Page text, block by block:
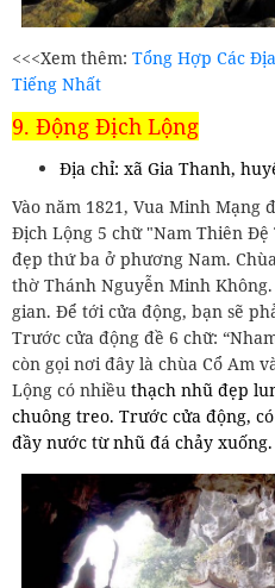
<<<Xem thêm: Tổng Hợp Các
Tiếng Nhất
9. Động Địch Lộng
Địa chỉ: xã Gia Thanh,
Vào năm 1821, Vua Minh Mạng
Địch Lộng 5 chữ "Nam Thiên
đẹp thứ ba ở phương Nam.
thờ Thánh Nguyễn Minh
gian. Để tới cửa động, bạn sẽ
Trước cửa động đề 6 chữ:
còn gọi nơi đây là chùa Cổ Am
Lộng có nhiều thạch nhũ đẹp
chuông treo. Trước cửa động,
đầy nước từ nhũ đá chảy xuống.